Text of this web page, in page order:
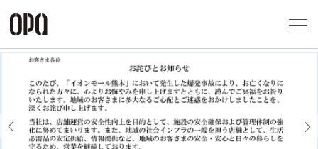
Previous
企業情報
お問い合わせ
プライバシ